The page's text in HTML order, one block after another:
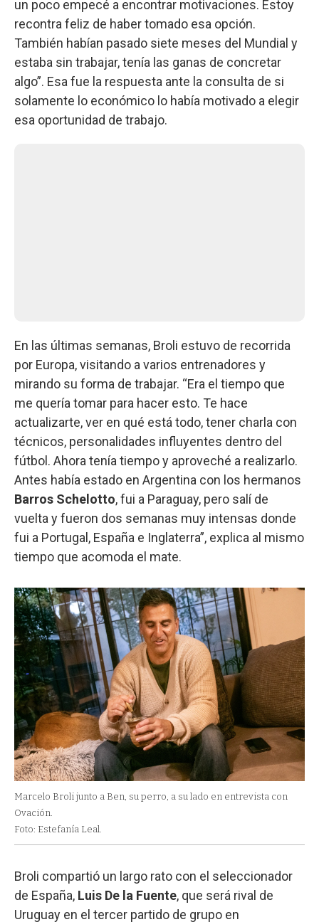
un poco empecé a encontrar motivaciones. Estoy
recontra feliz de haber tomado esa opción.
También habían pasado siete meses del Mundial y
estaba sin trabajar, tenía las ganas de concretar
algo”. Esa fue la respuesta ante la consulta de si
solamente lo económico lo había motivado a elegir
esa oportunidad de trabajo.
En las últimas semanas, Broli estuvo de recorrida
por Europa, visitando a varios entrenadores y
mirando su forma de trabajar. “Era el tiempo que
me quería tomar para hacer esto. Te hace
actualizarte, ver en qué está todo, tener charla con
técnicos, personalidades influyentes dentro del
fútbol. Ahora tenía tiempo y aproveché a realizarlo.
Antes había estado en Argentina con los hermanos
Barros Schelotto, fui a Paraguay, pero salí de
vuelta y fueron dos semanas muy intensas donde
fui a Portugal, España e Inglaterra”, explica al mismo
tiempo que acomoda el mate.
Marcelo Broli junto a Ben, su perro, a su lado en entrevista con
Ovación.
Foto: Estefanía Leal.
Broli compartió un largo rato con el seleccionador
de España, Luis De la Fuente, que será rival de
Uruguay en el tercer partido de grupo en